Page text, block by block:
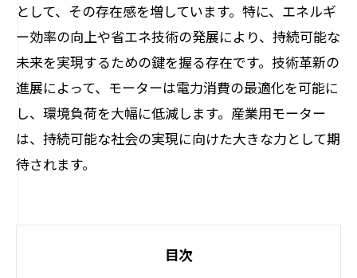
として、その存在感を増しています。特に、エネルギ
ー効率の向上や省エネ技術の発展により、持続可能な
未来を実現するための鍵を握る存在です。技術革新の
進展によって、モーターは電力消費の最適化を可能に
し、環境負荷を大幅に低減します。産業用モーター
は、持続可能な社会の実現に向けた大きな力として期
待されます。
目次